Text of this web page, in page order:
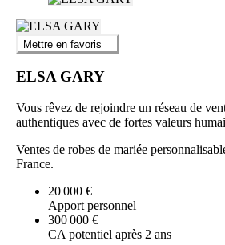
Mettre en favoris
ELSA GARY
Vous rêvez de rejoindre un réseau de
authentiques avec de fortes valeurs
Ventes de robes de mariée
France.
20 000 €
Apport personnel
300 000 €
CA potentiel après 2 ans